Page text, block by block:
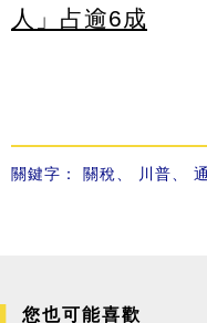
人」占逾6成
關鍵字： 關稅、 川普、
您也可能喜歡